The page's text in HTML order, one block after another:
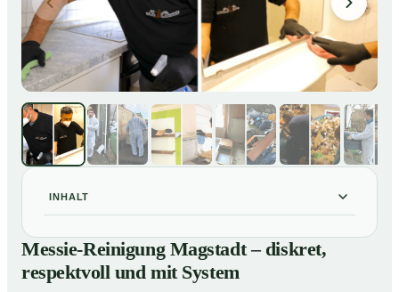
INHALT
Messie-Reinigung Magstadt – diskret, respektvoll und
mit System
Warum professionelle Hilfe bei einer Messie-Wohnung
Messie-Reinigung Magstadt – diskret,
respektvoll und mit System